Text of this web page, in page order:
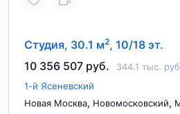
Студия, 30.1 м2, 10/18 эт.
10 356 507 руб.
344.1 тыс.
1-й Ясеневский
Новая Москва, Новомосковский,